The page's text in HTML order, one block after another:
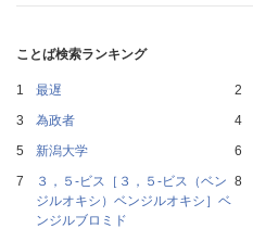
ことば検索ランキング
最遅
為政者
新潟大学
３，５‐ビス［３，５‐ビス（ベン
ジルオキシ）ベンジルオキシ］ベ
ンジルブロミド